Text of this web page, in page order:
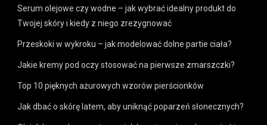
Serum olejowe czy wodne – jak wybrać idealny produkt do
Twojej skóry i kiedy z niego zrezygnować
Przeskoki w wykroku – jak modelować dolne partie ciała?
Jakie kremy pod oczy stosować na pierwsze zmarszczki?
Top 10 pięknych ażurowych wzorów pierścionków
Jak dbać o skórę latem, aby uniknąć poparzeń słonecznych?